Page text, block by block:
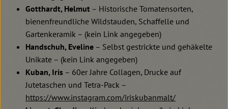
Gotthardt, Helmut – Historische Tomatensorten,
bienenfreundliche Wildstauden, Schaffelle und
Gartenkeramik – (kein Link angegeben)
Handschuh, Eveline – Selbst gestrickte und gehäkelte
Unikate – (kein Link angegeben)
Kuban, Iris – 60er Jahre Collagen, Drucke auf
Jutetaschen und Tetra-Pack –
https://www.instagram.com/iriskubanmalt/